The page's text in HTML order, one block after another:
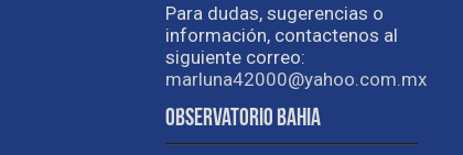
Para dudas, sugerencias o
información, contactenos al
siguiente correo:
marluna42000@yahoo.com.mx
Observatorio Bahia